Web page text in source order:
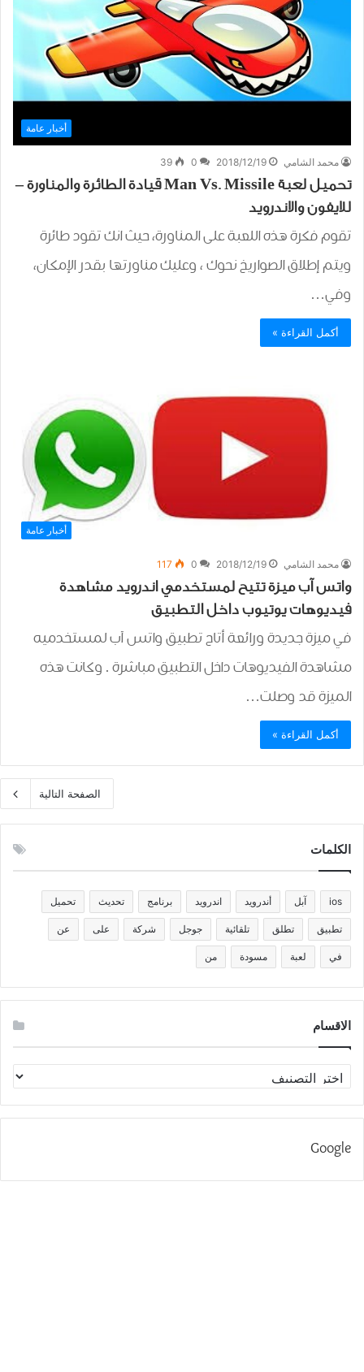
أخبار عامة
محمد الشامي 2018/12/19
0
39
تحميل لعبة Man Vs. Missile قيادة الطائرة والمناورة –
للايفون والاندرويد
تقوم فكرة هذه اللعبة على المناورة، حيث انك تقود طائرة
ويتم إطلاق الصواريخ نحوك ، وعليك مناورتها بقدر الإمكان،
وفي…
أكمل القراءة »
أخبار عامة
محمد الشامي 2018/12/19
0
117
واتس آب ميزة تتيح لمستخدمي اندرويد مشاهدة
فيديوهات يوتيوب داخل التطبيق
في ميزة جديدة ورائعة أتاح تطبيق واتس آب لمستخدميه
مشاهدة الفيديوهات داخل التطبيق مباشرة . وكانت هذه
الميزة قد وصلت…
أكمل القراءة »
الصفحة التالية
الكلمات
ios آبل أندرويد اندرويد برنامج تحديث تحميل
تطبيق تطلق تلقائية جوجل شركة على عن
في لعبة مسودة من
الاقسام
الاقسام
Google